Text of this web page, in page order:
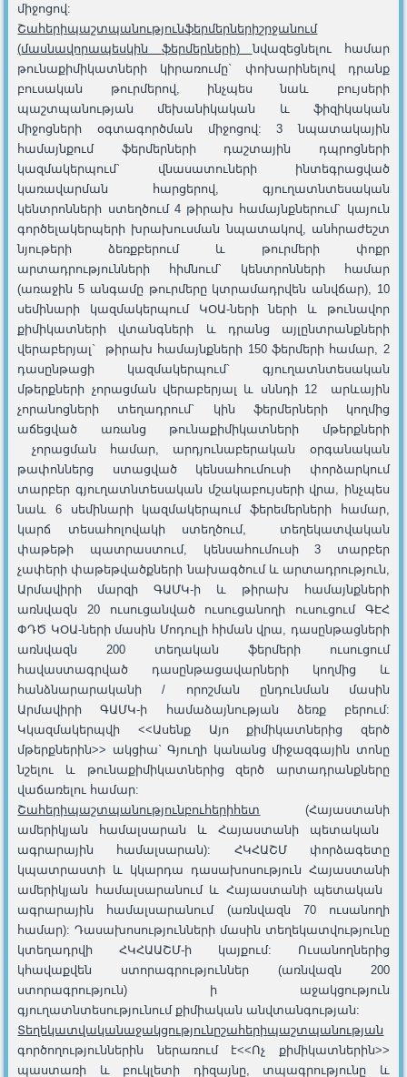
միջոցով:
Շահերիպաշտպանությունֆերմերներիշրջանում
(մասնավորապեսկին ֆերմերների)նվազեցնելու համար
թունաքիմիկատների կիրառումը` փոխարինելով դրանք
բուսական թուրմերով, ինչպես նաև բույսերի
պաշտպանության մեխանիկական և ֆիզիկական
միջոցների օգտագործման միջոցով: 3 նպատակային
համայնքում ֆերմերների դաշտային դպրոցների
կազմակերպում` վնասատուների ինտեգրացված
կառավարման հարցերով, գյուղատնտեսական
կենտրոնների ստեղծում 4 թիրախ համայնքներում` կայուն
գործելակերպերի խրախուսման նպատակով, անհրաժեշտ
նյութերի ձեռքբերում և թուրմերի փոքր
արտադրությունների հիմնում` կենտրոնների համար
(առաջին 5 անգամը թուրմերը կտրամադրվեն անվճար), 10
սեմինարի կազմակերպում ԿՕԱ-ների ների և թունավոր
քիմիկատների վտանգների և դրանց այլընտրանքների
վերաբերյալ` թիրախ համայնքների 150 ֆերմերի համար, 2
դասընթացի կազմակերպում` գյուղատնտեսական
մթերքների չորացման վերաբերյալ և սննդի 12 արևային
չորանոցների տեղադրում` կին ֆերմերների կողմից
աճեցված առանց թունաքիմիկատների մթերքների
չորացման համար, արդյունաբերական օրգանական
թափոններց ստացված կենսահումուսի փորձարկում
տարբեր գյուղատնտեսական մշակաբույսերի վրա, ինչպես
նաև 6 սեմինարի կազմակերպում ֆերեմերների համար,
կարճ տեսահոլովակի ստեղծում, տեղեկատվական
փաթեթի պատրաստում, կենսահումուսի 3 տարբեր
չափերի փաթեթվածքների նախագծում և արտադրություն,
Արմավիրի մարզի ԳԱՄԿ-ի և թիրախ համայնքների
առնվազն 20 ուսուցանված ուսուցանողի ուսուցում ԳԷՀ
ՓԴԾ ԿՕԱ-ների մասին Մոդուլի հիման վրա, դասընթացների
առնվազն 200 տեղական ֆերմերի ուսուցում
հավաստագրված դասընթացավարների կողմից և
հանձնարարականի / որոշման ընդունման մասին
Արմավիրի ԳԱՄԿ-ի համաձայնության ձեռք բերում:
Կկազմակերպվի <<Ասենք Այո քիմիկատներից զերծ
մթերքներին>> ակցիա` Գյուղի կանանց միջազգային տոնը
նշելու և թունաքիմիկատներից զերծ արտադրանքները
վաճառելու համար:
Շահերիպաշտպանությունբուհերիհետ (Հայաստանի
ամերիկյան համալսարան և Հայաստանի պետական ​​
ագրարային համալսարան): ՀԿՀԱՇՄ փորձագետը
կպատրաստի և կկարդա դասախոսություն Հայաստանի
ամերիկյան համալսարանում և Հայաստանի պետական ​​
ագրարային համալսարանում (առնվազն 70 ուսանողի
համար): Դասախոսությունների մասին տեղեկատվությունը
կտեղադրվի ՀԿՀԱԱՇՄ-ի կայքում: Ուսանողներից
կհավաքվեն ստորագրություններ (առնվազն 200
ստորագրություն) ի աջակցություն
գյուղատնտեսությունում քիմիական անվտանգության:
Տեղեկատվականաջակցությունըշահերիպաշտպանության
գործողություններին ներառում է<<Ոչ քիմիկատներին>>
պաստառի և բուկլետի դիզայնը, տպագրությունը և